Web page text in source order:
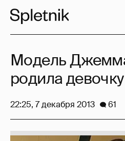
Модель
родила девочку
22:25, 7 декабря 2013 61